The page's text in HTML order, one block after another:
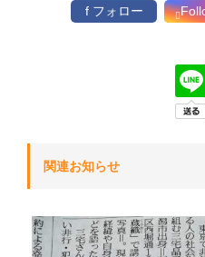
f フォロー
関連お知らせ